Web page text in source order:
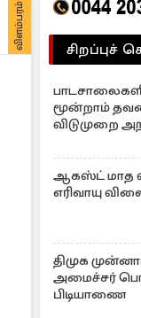
விளம்பரம் சிறப்புச்
மூன்றாம்
விடுமுறை
ஆகஸ்ட் மாத
எரிவாயு
திமுக
அமைச்சர்
பிடியாணை